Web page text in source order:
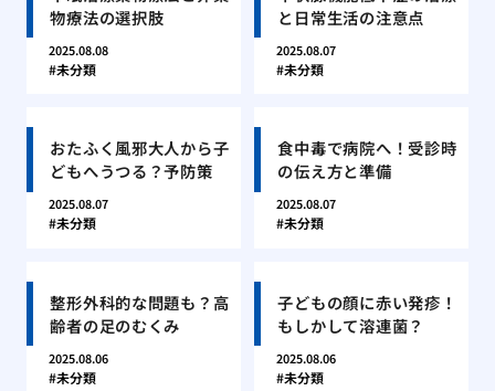
物療法の選択肢
2025.08.08
未分類
と日常生活の注意点
2025.08.07
未分類
おたふく風邪大人から子
どもへうつる？予防策
2025.08.07
未分類
食中毒で病院へ！受診時
の伝え方と準備
2025.08.07
未分類
整形外科的な問題も？高
齢者の足のむくみ
2025.08.06
未分類
子どもの顔に赤い発疹！
もしかして溶連菌？
2025.08.06
未分類